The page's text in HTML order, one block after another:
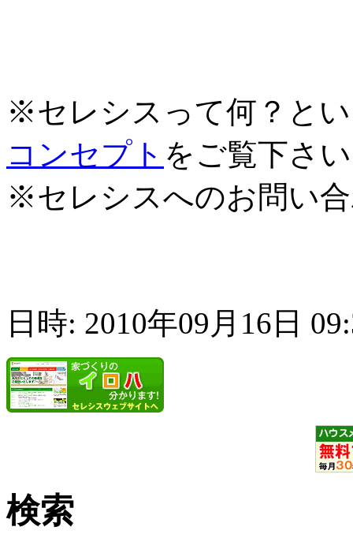
※セレシスって何？と
コンセプト をご覧下さ
※セレシスへのお問い
日時: 2010年09月16日
検索